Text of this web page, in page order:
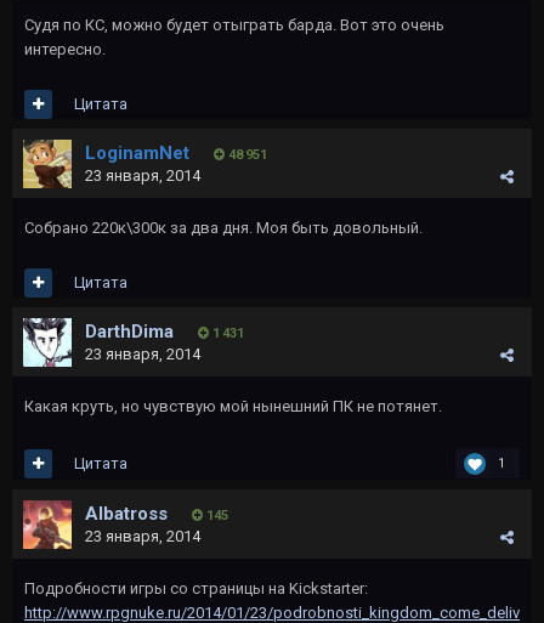
Судя по КС, можно будет отыграть барда. Вот это очень
интересно.
Цитата
LoginamNet 48 951
23 января, 2014
Собрано 220к\300к за два дня. Моя быть довольный.
Цитата
DarthDima 1 431
23 января, 2014
Какая круть, но чувствую мой нынешний ПК не потянет.
1
Цитата
Albatross 145
23 января, 2014
Подробности игры со страницы на Kickstarter:
http://www.rpgnuke.ru/2014/01/23/podrobnosti_kingdom_come_deliv